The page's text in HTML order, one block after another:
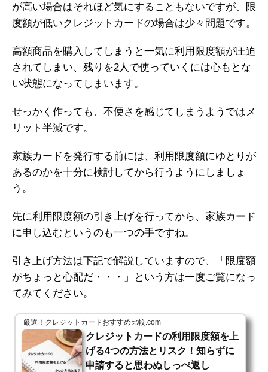
が高い場合はそれほど気にすることもないですが、限
度額が低いクレジットカードの場合は少々問題です。
高額商品を購入してしまうと一気に利用限度額が圧迫
されてしまい、残りを2人で使っていくには心もとな
い状態になってしまいます。
せっかく作っても、不便さを感じてしまうようではメ
リット半減です。
家族カードを発行する前には、利用限度額にゆとりが
あるのかを十分に検討してから行うようにしましょ
う。
先に利用限度額の引き上げを行ってから、家族カード
に申し込むというのも一つの手ですね。
引き上げ方法は下記で解説していますので、「限度額
がちょっと心配だ・・・」という方は一度ご覧になっ
てみてください。
厳選！クレジットカードおすすめ比較.com
クレジットカードの利用限度額を上
げる4つの方法とリスク！知らずに
申請すると思わぬしっぺ返し